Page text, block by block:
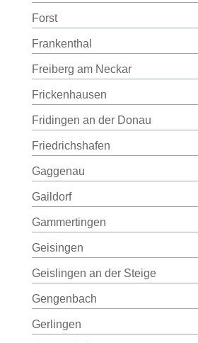
Forst
Frankenthal
Freiberg am Neckar
Frickenhausen
Fridingen an der Donau
Friedrichshafen
Gaggenau
Gaildorf
Gammertingen
Geisingen
Geislingen an der Steige
Gengenbach
Gerlingen